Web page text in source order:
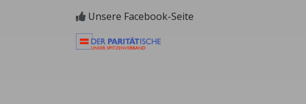
Unsere Facebook-Seite